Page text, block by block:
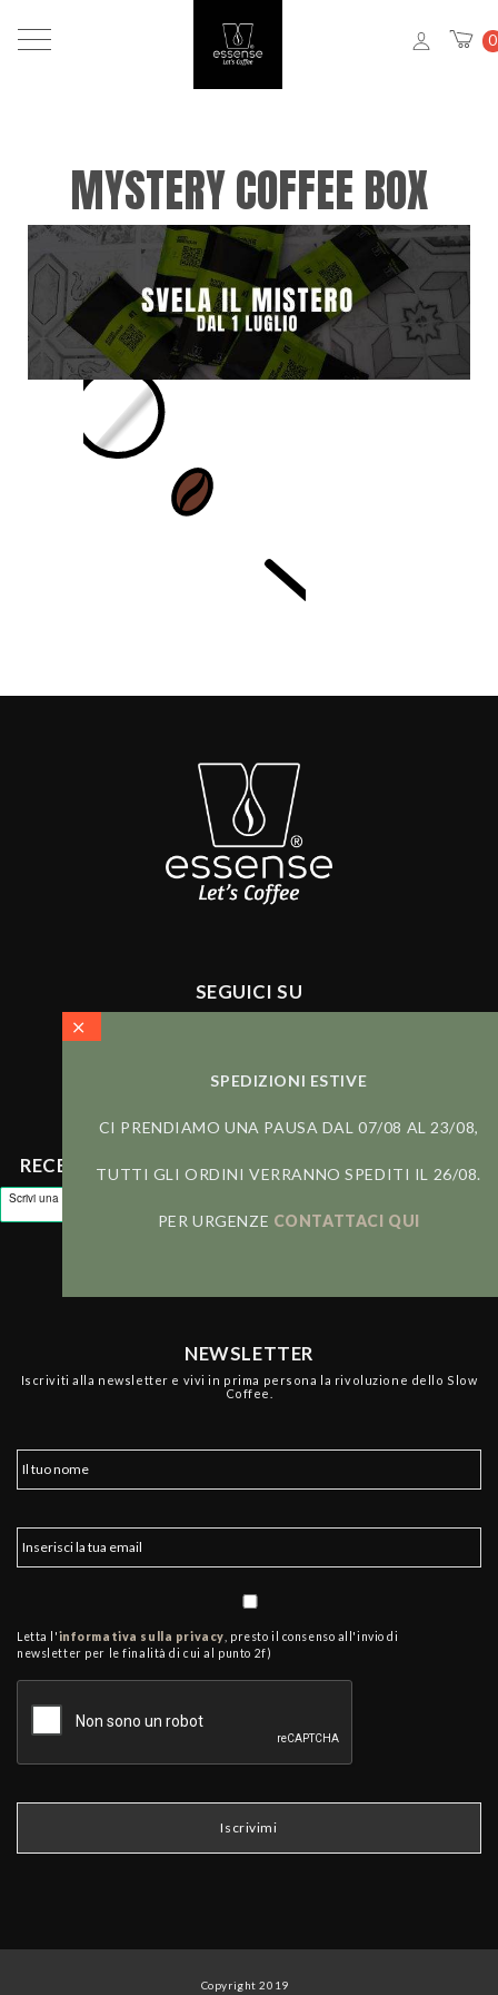
0
MYSTERY COFFEE BOX
SEGUICI SU
RECENSIONI
NEWSLETTER
Iscriviti alla newsletter e vivi in prima persona la rivoluzione dello Slow
Coffee.
Letta l'informativa sulla privacy, presto il consenso all'invio di
newsletter per le finalità di cui al punto 2f)
Copyright 2019
SPEDIZIONI ESTIVE
CI PRENDIAMO UNA PAUSA DAL 07/08 AL 23/08,
TUTTI GLI ORDINI VERRANNO SPEDITI IL 26/08.
PER URGENZE CONTATTACI QUI